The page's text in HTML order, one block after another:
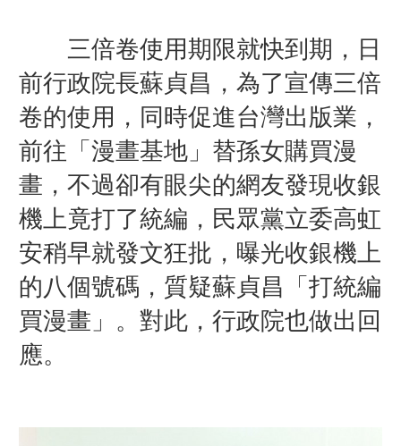
三倍卷使用期限就快到期，日
前行政院長蘇貞昌，為了宣傳三倍
卷的使用，同時促進台灣出版業，
前往「漫畫基地」替孫女購買漫
畫，不過卻有眼尖的網友發現收銀
機上竟打了統編，民眾黨立委高虹
安稍早就發文狂批，曝光收銀機上
的八個號碼，質疑蘇貞昌「打統編
買漫畫」。對此，行政院也做出回
應。